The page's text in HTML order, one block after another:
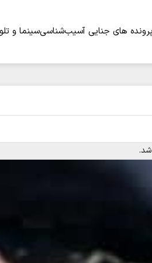
پرونده های جنایی آسیب‌شناسیسینما و
شد.